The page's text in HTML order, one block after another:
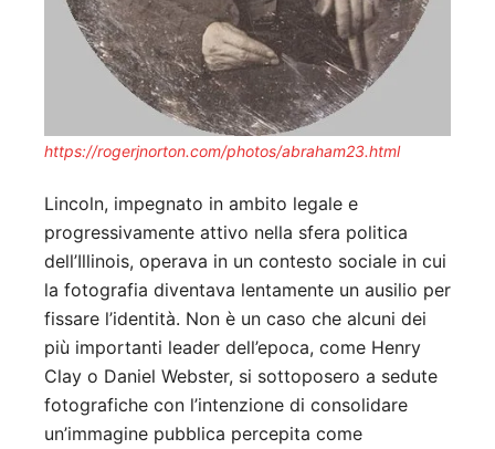
https://rogerjnorton.com/photos/abraham23.html
Lincoln, impegnato in ambito legale e
progressivamente attivo nella sfera politica
dell’Illinois, operava in un contesto sociale in cui
la fotografia diventava lentamente un ausilio per
fissare l’identità. Non è un caso che alcuni dei
più importanti leader dell’epoca, come Henry
Clay o Daniel Webster, si sottoposero a sedute
fotografiche con l’intenzione di consolidare
un’immagine pubblica percepita come